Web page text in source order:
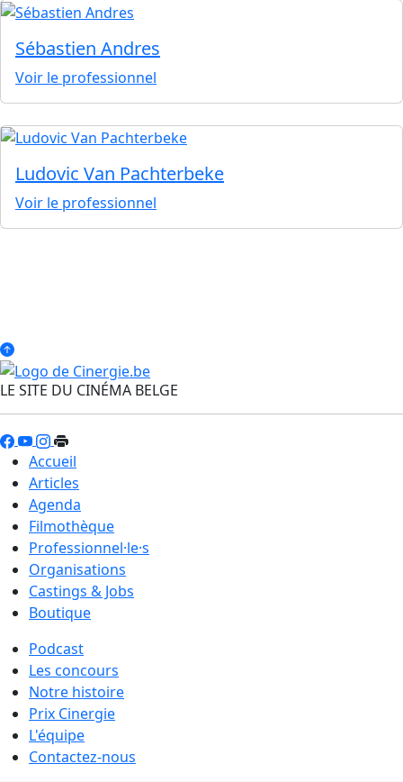
Sébastien Andres
Voir le professionnel
Ludovic Van Pachterbeke
Voir le professionnel
LE SITE DU CINÉMA BELGE
Accueil
Articles
Agenda
Filmothèque
Professionnel·le·s
Organisations
Castings & Jobs
Boutique
Podcast
Les concours
Notre histoire
Prix Cinergie
L'équipe
Contactez-nous